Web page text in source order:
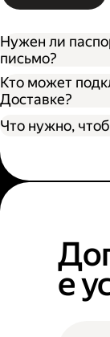
Нужен ли
письмо?
Кто может
Доставке?
Что нужно,
е